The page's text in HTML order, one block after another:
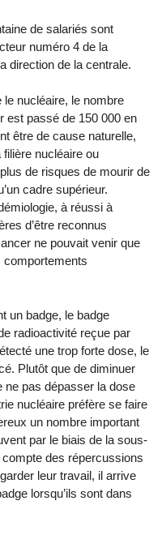
de salariés sont
numéro 4 de la
direction de la centrale.
nucléaire, le nombre
est passé de 150 000 en
être de cause naturelle,
filière nucléaire ou
de risques de mourir de
cadre supérieur.
à réussi à
d’être reconnus
ne pouvait venir que
comportements
un badge, le badge
radioactivité reçue par
une trop forte dose, le
Plutôt que de diminuer
ne pas dépasser la dose
nucléaire préfère se faire
un nombre important
par le biais de la sous-
compte des répercussions
leur travail, il arrive
lorsqu’ils sont dans